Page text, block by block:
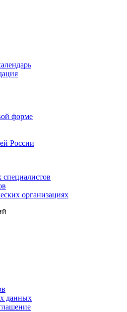
форме
России
организациях
данных